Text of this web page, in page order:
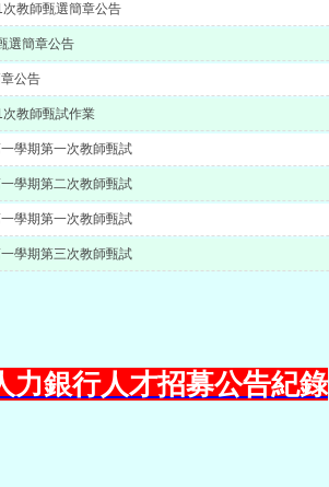
教師甄選簡章公告
選簡章公告
公告
教師甄試作業
學期第一次教師甄試
學期第二次教師甄試
學期第一次教師甄試
學期第三次教師甄試
力銀行人才招募公告紀錄